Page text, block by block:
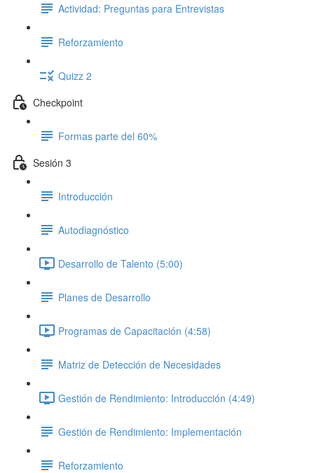
Actividad: Preguntas para Entrevistas
Reforzamiento
Quizz 2
Checkpoint
Formas parte del 60%
Sesión 3
Introducción
Autodiagnóstico
Desarrollo de Talento (5:00)
Planes de Desarrollo
Programas de Capacitación (4:58)
Matriz de Detección de Necesidades
Gestión de Rendimiento: Introducción (4:49)
Gestión de Rendimiento: Implementación
Reforzamiento